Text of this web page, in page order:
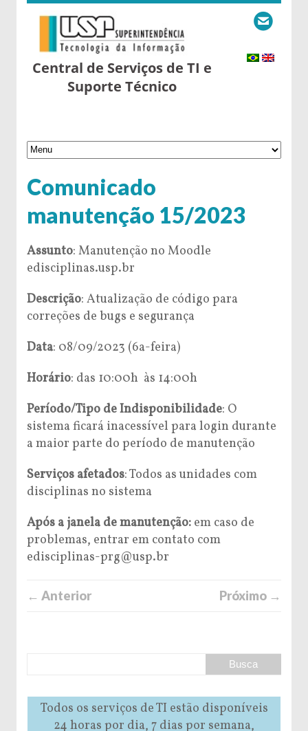
Central de Serviços de TI e
Suporte Técnico
Comunicado
manutenção 15/2023
Assunto: Manutenção no Moodle
edisciplinas.usp.br
Descrição: Atualização de código para
correções de bugs e segurança
Data: 08/09/2023 (6a-feira)
Horário: das 10:00h às 14:00h
Período/Tipo de Indisponibilidade: O
sistema ficará inacessível para login durante
a maior parte do período de manutenção
Serviços afetados: Todos as unidades com
disciplinas no sistema
Após a janela demanutenção: em caso de
problemas, entrar em contato com
edisciplinas-prg@usp.br
← Anterior Próximo →
Todos os serviços de TI estão disponíveis
24 horas por dia, 7 dias por semana,